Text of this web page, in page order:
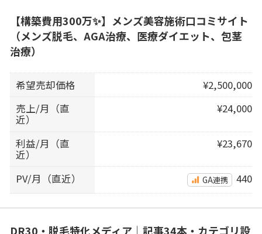
【構築費用300万✨】メンズ美容施術口コミサイト
（メンズ脱毛、AGA治療、医療ダイエット、包茎
治療）
希望売却価格
¥2,500,000
売上/月（直
近）
¥24,000
利益/月（直
近）
¥23,670
PV/月（直近） GA連携 440
DR30・脱毛特化メディア｜記事34本・カテゴリ設